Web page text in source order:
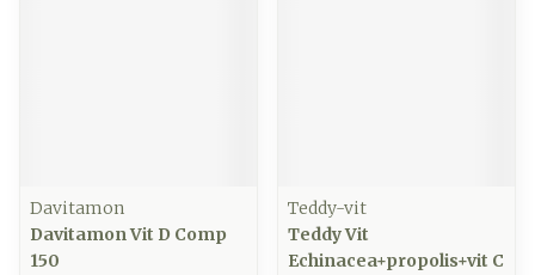
Davitamon
Davitamon Vit D Comp
150
Teddy-vit
Teddy Vit
Echinacea+propolis+vit C